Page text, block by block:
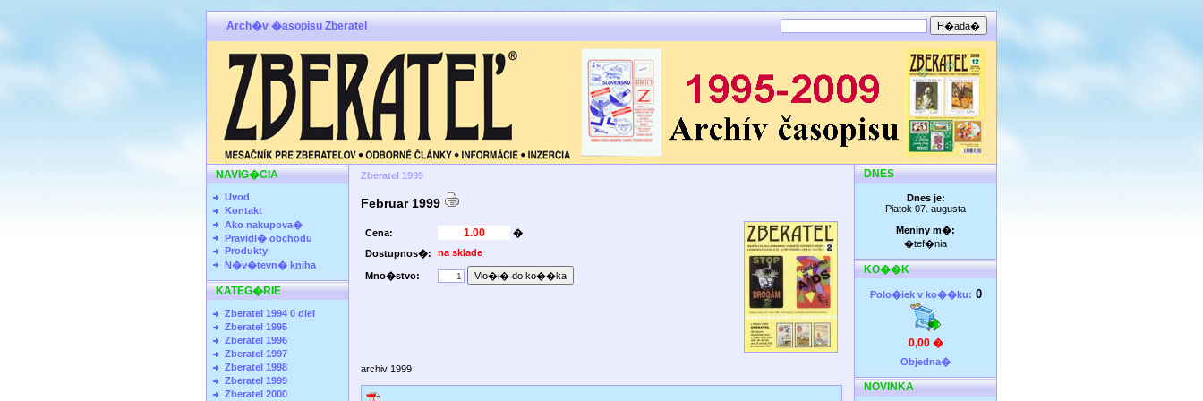
Arch�v �asopisu Zberatel
NAVIG�CIA
Uvod
Kontakt
Ako nakupova�
Pravidl� obchodu
Produkty
N�v�tevn� kniha
KATEG�RIE
Zberatel 1994 0 diel
Zberatel 1995
Zberatel 1996
Zberatel 1997
Zberatel 1998
Zberatel 1999
Zberatel 2000
Zberatel 1999
Februar 1999
Cena:
�
Dostupnos�:
na sklade
Mno�stvo:
archiv 1999
DNES
Dnes je:
Piatok 07. augusta
Meniny m�:
�tef�nia
KO��K
Polo�iek v ko��ku: 0
0,00 �
Objedna�
NOVINKA